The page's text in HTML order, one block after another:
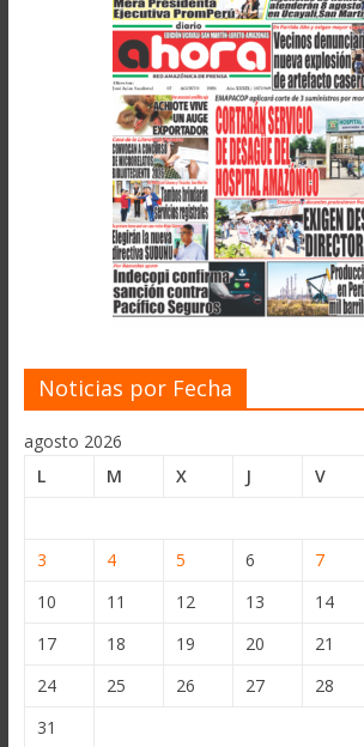
Noticias por Fecha
agosto 2026
L
M X J V
3
4 5 6 7
10
11 12 13 14
17
18 19 20 21
24
25 26 27 28
31